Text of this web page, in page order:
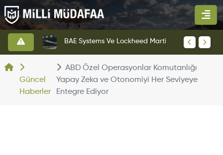
Güncel
Haberler
ABD Özel Operasyonlar Komutanlığı
Yapay Zeka ve Otonomiyi Her Seviyeye
Entegre Ediyor